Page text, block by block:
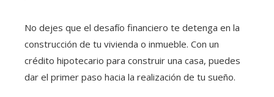
No dejes que el desafío financiero te detenga en la
construcción de tu vivienda o inmueble. Con un
crédito hipotecario para construir una casa, puedes
dar el primer paso hacia la realización de tu sueño.